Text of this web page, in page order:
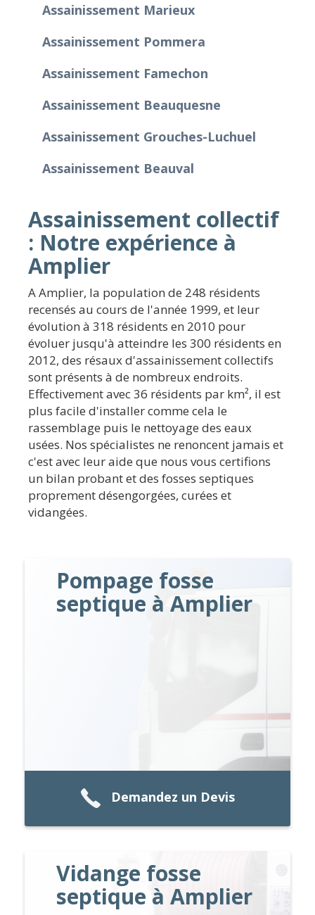
Assainissement Marieux
Assainissement Pommera
Assainissement Famechon
Assainissement Beauquesne
Assainissement Grouches-Luchuel
Assainissement Beauval
Assainissement collectif
: Notre expérience à
Amplier
A Amplier, la population de 248 résidents
recensés au cours de l'année 1999, et leur
évolution à 318 résidents en 2010 pour
évoluer jusqu'à atteindre les 300 résidents en
2012, des résaux d'assainissement collectifs
sont présents à de nombreux endroits.
Effectivement avec 36 résidents par km², il est
plus facile d'installer comme cela le
rassemblage puis le nettoyage des eaux
usées. Nos spécialistes ne renoncent jamais et
c'est avec leur aide que nous vous certifions
un bilan probant et des fosses septiques
proprement désengorgées, curées et
vidangées.
Pompage fosse
septique à Amplier
Demandez un Devis
Vidange fosse
septique à Amplier